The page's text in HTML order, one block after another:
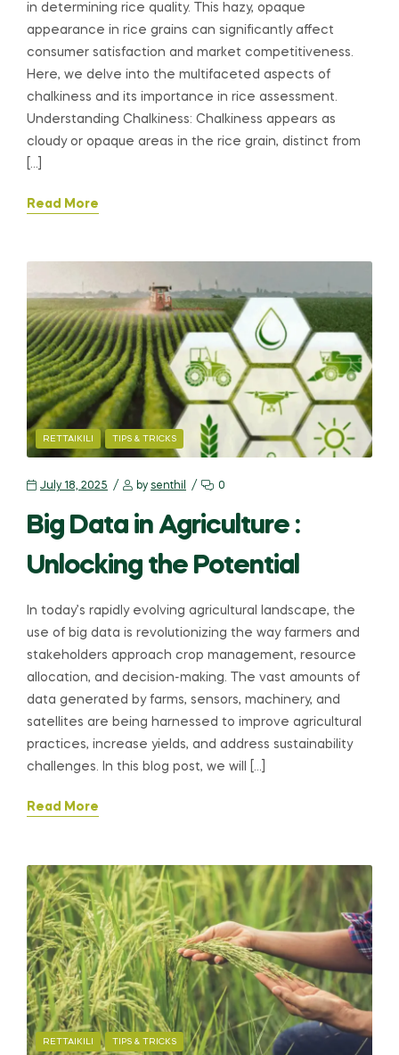
in determining rice quality. This hazy, opaque
appearance in rice grains can significantly affect
consumer satisfaction and market competitiveness.
Here, we delve into the multifaceted aspects of
chalkiness and its importance in rice assessment.
Understanding Chalkiness: Chalkiness appears as
cloudy or opaque areas in the rice grain, distinct from
[…]
Read More
RETTAIKILI TIPS & TRICKS
July 18, 2025 by senthil 0
Big Data in Agriculture :
Unlocking the Potential
In today’s rapidly evolving agricultural landscape, the
use of big data is revolutionizing the way farmers and
stakeholders approach crop management, resource
allocation, and decision-making. The vast amounts of
data generated by farms, sensors, machinery, and
satellites are being harnessed to improve agricultural
practices, increase yields, and address sustainability
challenges. In this blog post, we will […]
Read More
RETTAIKILI TIPS & TRICKS